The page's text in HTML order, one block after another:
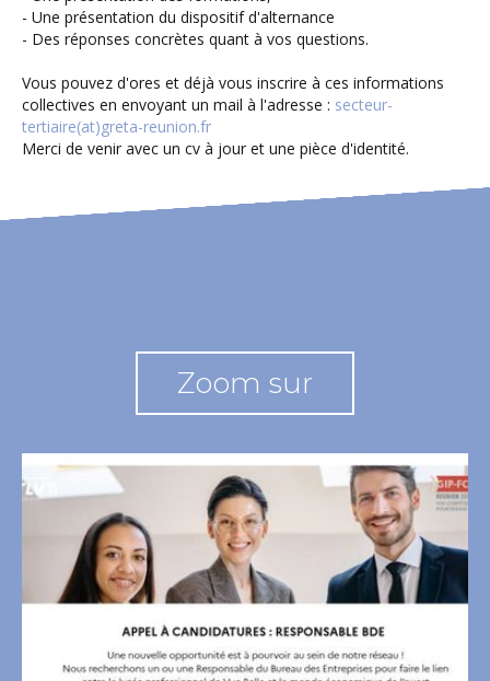
- Une présentation du dispositif d'alternance
- Des réponses concrètes quant à vos questions.
Vous pouvez d'ores et déjà vous inscrire à ces informations
collectives en envoyant un mail à l'adresse : secteur-
tertiaire(at)greta-reunion.fr
Merci de venir avec un cv à jour et une pièce d'identité.
Zoom sur